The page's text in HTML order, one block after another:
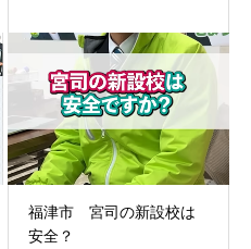
福津市 宮司の新設校は
安全？